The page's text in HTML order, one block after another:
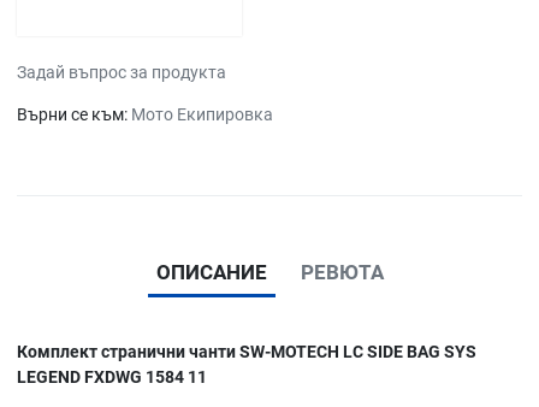
Задай въпрос за продукта
Върни се към: Мото Екипировка
ОПИСАНИЕ РЕВЮТА
Комплект странични чанти SW-MOTECH LC SIDE BAG SYS
LEGEND FXDWG 1584 11